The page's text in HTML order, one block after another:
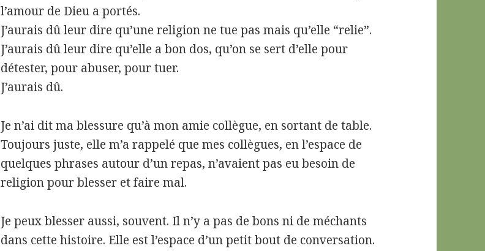
l’amour de Dieu a portés.
J’aurais dû leur dire qu’une religion ne tue pas mais qu’elle “relie”.
J’aurais dû leur dire qu’elle a bon dos, qu’on se sert d’elle pour
détester, pour abuser, pour tuer.
J’aurais dû.
Je n’ai dit ma blessure qu’à mon amie collègue, en sortant de table.
Toujours juste, elle m’a rappelé que mes collègues, en l’espace de
quelques phrases autour d’un repas, n’avaient pas eu besoin de
religion pour blesser et faire mal.
Je peux blesser aussi, souvent. Il n’y a pas de bons ni de méchants
dans cette histoire. Elle est l’espace d’un petit bout de conversation.